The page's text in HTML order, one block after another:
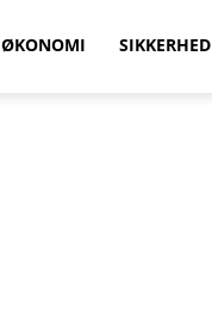
ØKONOMI SIKKERHED